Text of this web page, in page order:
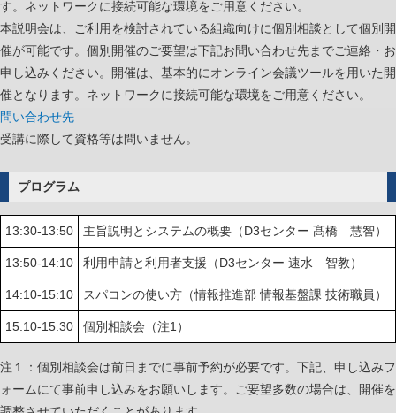
す。ネットワークに接続可能な環境をご用意ください。
本説明会は、ご利用を検討されている組織向けに個別相談として個別開
催が可能です。個別開催のご要望は下記お問い合わせ先までご連絡・お
申し込みください。開催は、基本的にオンライン会議ツールを用いた開
催となります。ネットワークに接続可能な環境をご用意ください。
問い合わせ先
受講に際して資格等は問いません。
プログラム
13:30-13:50 主旨説明とシステムの概要（D3センター 髙橋 慧智）
13:50-14:10 利用申請と利用者支援（D3センター 速水 智教）
14:10-15:10 スパコンの使い方（情報推進部 情報基盤課 技術職員）
15:10-15:30 個別相談会（注1）
注１：個別相談会は前日までに事前予約が必要です。下記、申し込みフ
ォームにて事前申し込みをお願いします。ご要望多数の場合は、開催を